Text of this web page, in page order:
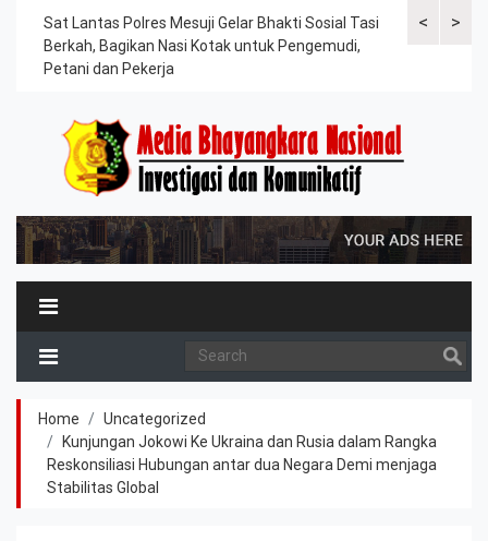
<
Sat Lantas Polres Mesuji Gelar Bhakti Sosial Tasi
Berkah, Bagikan Nasi Kotak untuk Pengemudi,
Petani dan Pekerja
Kapolres
>
Home
Uncategorized
Kunjungan Jokowi Ke Ukraina dan Rusia dalam Rangka
Reskonsiliasi Hubungan antar dua Negara Demi menjaga
Stabilitas Global